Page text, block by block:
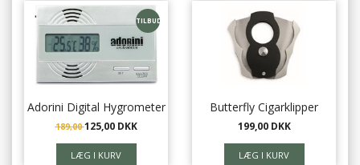
TILBUD
Adorini Digital Hygrometer
189,00125,00 DKK
Butterfly Cigarklipper
199,00 DKK